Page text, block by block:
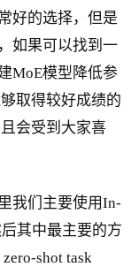
好的选择，但是
如果可以找到一
MoE模型降低参
取得较好成绩的
会受到大家喜
我们主要使用In-
其中最主要的方
shot task